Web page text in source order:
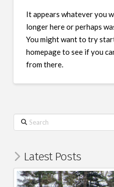
It appears whatever you
longer here or perhaps
You might want to try
homepage to see if you
from there.
Search
Latest Posts